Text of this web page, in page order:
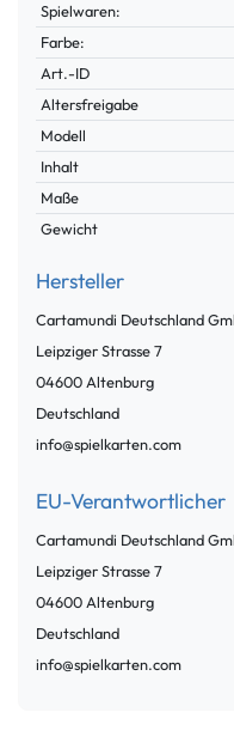
Spielwaren:
Farbe:
Technisches
Merkmal
Wert
Art.-ID
Altersfreigabe
Modell
Inhalt
Maße
Gewicht
Hersteller
Cartamundi Deutschland
Leipziger Strasse7
04600 Altenburg
Deutschland
info@spielkarten.com
EU-Verantwortlicher
Cartamundi Deutschland
Leipziger Strasse7
04600 Altenburg
Deutschland
info@spielkarten.com